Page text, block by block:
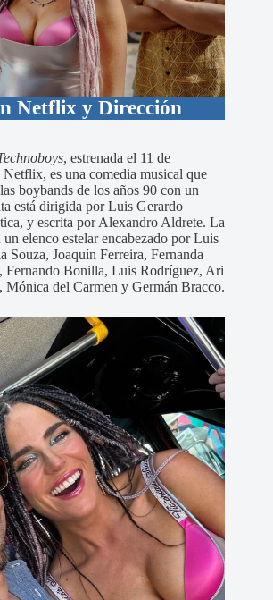
Netflix y Dirección
, estrenada el 11 de
Netflix, es una comedia musical que
boybands de los años 90 con un
está dirigida por Luis Gerardo
y escrita por Alexandro Aldrete. La
elenco estelar encabezado por Luis
Souza, Joaquín Ferreira, Fernanda
Fernando Bonilla, Luis Rodríguez, Ari
del Carmen y Germán Bracco.